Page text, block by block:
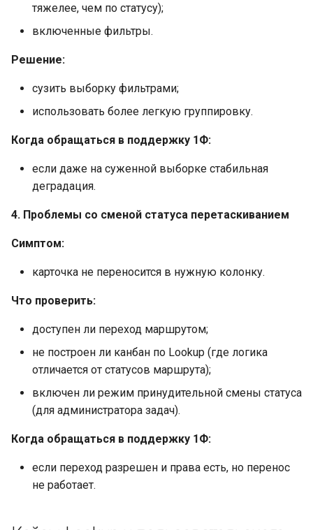
тяжелее, чем по статусу);
включенные фильтры.
Решение:
сузить выборку фильтрами;
использовать более легкую группировку.
Когда обращаться в поддержку 1Ф:
если даже на суженной выборке стабильная
деградация.
4. Проблемы со сменой статуса перетаскиванием
Симптом:
карточка не переносится в нужную колонку.
Что проверить:
доступен ли переход маршрутом;
не построен ли канбан по Lookup (где логика
отличается от статусов маршрута);
включен ли режим принудительной смены статуса
(для администратора задач).
Когда обращаться в поддержку 1Ф:
если переход разрешен и права есть, но перенос
не работает.